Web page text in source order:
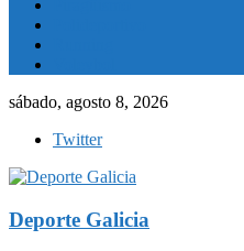
sábado, agosto 8, 2026
Twitter
Deporte Galicia